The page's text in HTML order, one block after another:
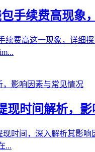
手续费高现象
续费高这一现象，详细
现时间解析，
现时间，深入解析其影
...